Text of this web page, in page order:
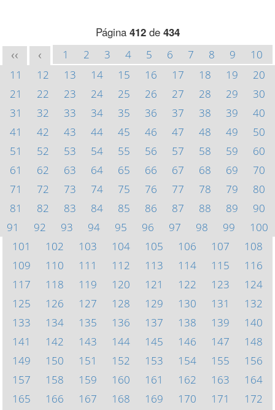
Página 412de 434
<< < 1 2 3 4 5 6 7 8 9
10
11
12 13 14 15 16 17 18 19
20
21
22 23 24 25 26 27 28 29
30
31
32 33 34 35 36 37 38 39
40
41
42 43 44 45 46 47 48 49
50
51
52 53 54 55 56 57 58 59
60
61
62 63 64 65 66 67 68 69
70
71
72 73 74 75 76 77 78 79
80
81
82 83 84 85 86 87 88 89
90
91
92 93 94 95 96 97 98 99
100
101
102 103 104 105 106 107
108
109
110 111 112 113 114 115
116
117
118 119 120 121 122 123
124
125
126 127 128 129 130 131
132
133
134 135 136 137 138 139
140
141
142 143 144 145 146 147
148
149
150 151 152 153 154 155
156
157
158 159 160 161 162 163
164
165
166 167 168 169 170 171
172